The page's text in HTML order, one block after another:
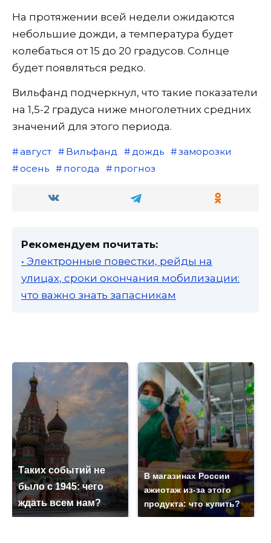
На протяжении всей недели ожидаются
небольшие дожди, а температура будет
колебаться от 15 до 20 градусов. Солнце
будет появляться редко.
Вильфанд подчеркнул, что такие показатели
на 1,5-2 градуса ниже многолетних средних
значений для этого периода.
август Вильфанд дождь
заморозки
осень
погода прогноз
Рекомендуем почитать:
• Электронные повестки, рейды на
улицах, сроки окончания мобилизации:
что важно знать запасникам
Таких событий не
было с 1945: чего
ждать всем нам?
В магазинах России
ажиотаж из-за этого
продукта: что купить?